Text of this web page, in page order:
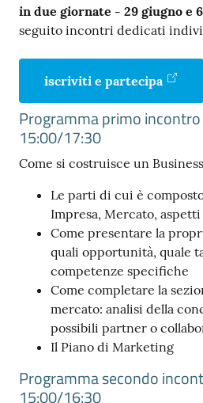
Prenota
zione
Servizi
online
in due giornate - 29 giugno e
seguito incontri dedicati
iscriviti e partecipa
Programma primo
15:00/17:30
Come si costruisce un
Le parti di cui è
Impresa, Mercato,
Come presentare la
quali opportunità, quale
competenze specifiche
Come completare la
mercato: analisi della
possibili partner o
Il Piano di Marketing
Programma secondo
15:00/16:30